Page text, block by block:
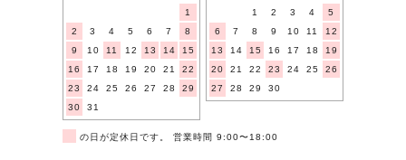
1
2
3 4 5 6 7
8
9
10 11 12 13 14
15
16
17 18 19 20 21
22
23
24 25 26 27 28
29
30
31
1
2 3 4
5
6
7 8 9 10 11
12
13
14 15 16 17 18
19
20
21 22 23 24 25
26
27
28 29 30
の日が定休日です。 営業時間 9:00〜18:00